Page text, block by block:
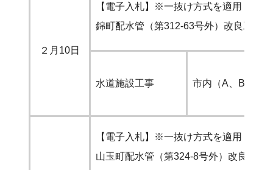
２月10日
【電子入札】※一抜け方式を適用
錦町配水管（第312-63号外）改良工事
水道施設工事 市内（A、B）
【電子入札】※一抜け方式を適用
山玉町配水管（第324-8号外）改良工事